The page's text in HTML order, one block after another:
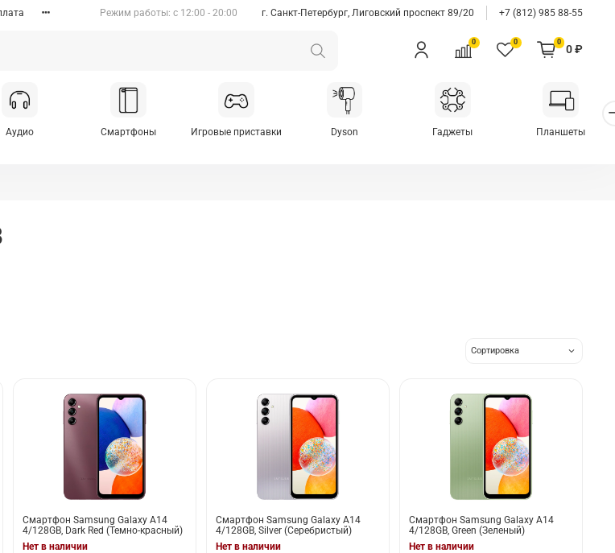
Режим работы: c 12:00 - 20:00 г. Санкт-Петербург, Лиговский проспект 89/20 +7 (812) 985 88-55
0 0 0
0 ₽
Аудио Смартфоны Игровые приставки Dyson Гаджеты Планшеты
Смартфон Samsung Galaxy A14
4/128GB, Dark Red (Темно-красный)
Нет в наличии
Смартфон Samsung Galaxy A14
4/128GB, Silver (Серебристый)
Нет в наличии
Смартфон Samsung Galaxy A14
4/128GB, Green (Зеленый)
Нет в наличии